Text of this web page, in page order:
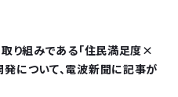
り組みである「住民満足度×
について、電波新聞に記事が